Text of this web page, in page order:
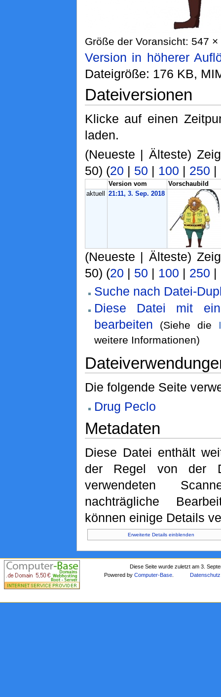
Größe der Voransicht: 547
Version in höherer
Dateigröße: 176 KB,
Dateiversionen
Klicke auf einen
laden.
(Neueste | Älteste)
50) (20 | 50 | 100 | 250 |
Version vom
Vorschaubild
aktuell
21:11, 3. Sep. 2018
(Neueste | Älteste)
50) (20 | 50 | 100 | 250 |
Suche nach Datei-
Diese Datei mit
bearbeiten
(Siehe die
weitere Informationen)
Die folgende Seite
Drug Peclo
Metadaten
Diese Datei enthält
der Regel von der
verwendeten
nachträgliche
können einige Details
Erweiterte Details einblenden
Diese Seite wurde zuletzt am 3.
Powered byComputer-Base Datenschutz